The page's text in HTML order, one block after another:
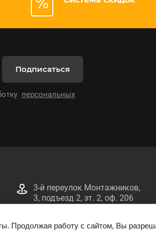
персональных
Подписаться
3-й переулок Монтажников,
3, подъезд 2, эт. 2, оф. 206
Продолжая работу с сайтом, Вы